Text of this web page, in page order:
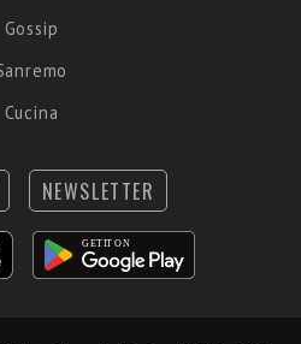
Gossip
Cucina
NEWSLETTER